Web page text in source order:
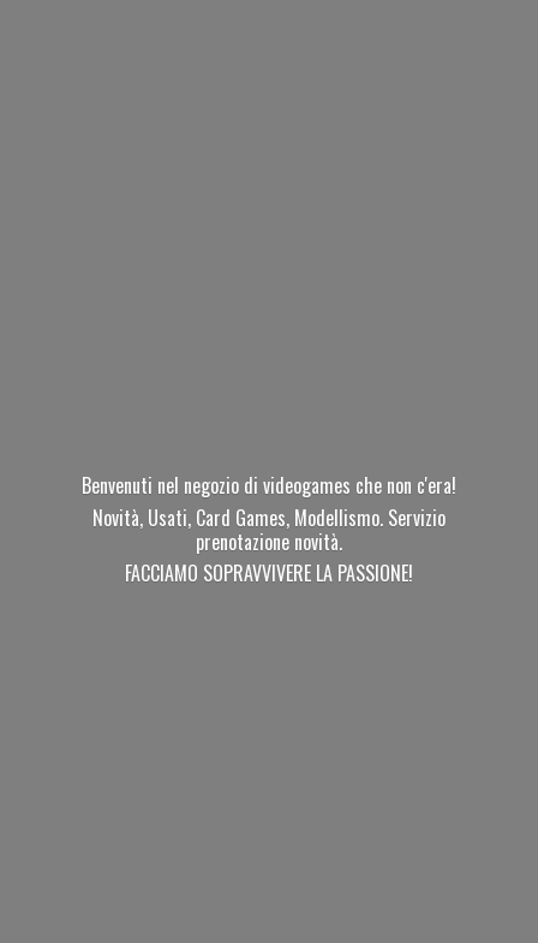
Benvenuti nel negozio di videogames che non c'era!
Novità, Usati, Card Games, Modellismo. Servizio
prenotazione novità.
FACCIAMO SOPRAVVIVERE LA PASSIONE!